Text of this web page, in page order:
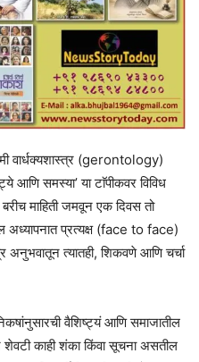
मी वार्धक्यशास्त्र (gerontology)
आणि समस्या’ या टाॅपीकवर विविध
माहिती जमवून एक दिवस तो
अध्यापनात प्रत्यक्ष (face to face)
अनुभवातून त्यातही, शिकवणे आणि चर्चा
वैशिष्ट्यं आणि समाजातील
शेवटी काही शंका किंवा सूचना असतील